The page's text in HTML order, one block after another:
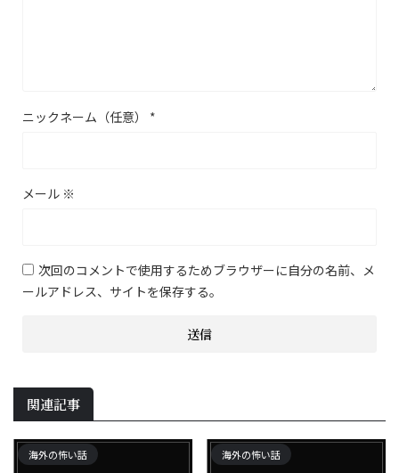
ニックネーム（任意） *
メール ※
次回のコメントで使用するためブラウザーに自分の名前、メ
ールアドレス、サイトを保存する。
関連記事
海外の怖い話 海外の怖い話